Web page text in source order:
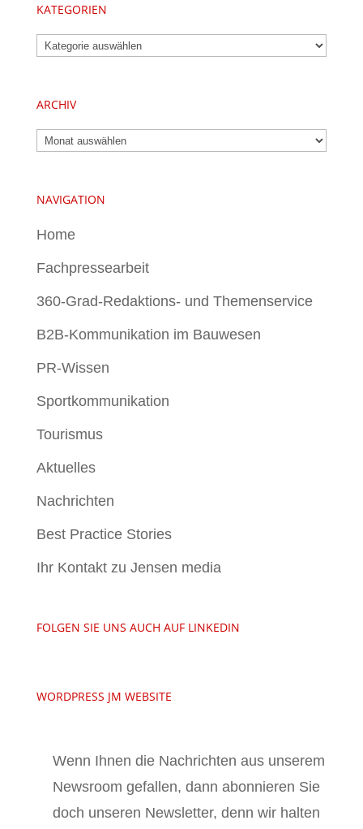
KATEGORIEN
Kategorien
ARCHIV
Archiv
NAVIGATION
Home
Fachpressearbeit
360-Grad-Redaktions- und Themenservice
B2B-Kommunikation im Bauwesen
PR-Wissen
Sportkommunikation
Tourismus
Aktuelles
Nachrichten
Best Practice Stories
Ihr Kontakt zu Jensen media
FOLGEN SIE UNS AUCH AUF LINKEDIN
WORDPRESS JM WEBSITE
Wenn Ihnen die Nachrichten aus unserem
Newsroom gefallen, dann abonnieren Sie
doch unseren Newsletter, denn wir halten